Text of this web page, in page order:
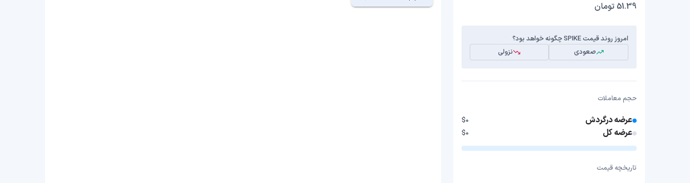
51.39 تومان
امروز روند قیمت SPIKE چگونه خواهد بود؟
صعودی
نزولی
حجم معاملات
عرضه درگردش $0
عرضه کل $0
تاریخچه قیمت